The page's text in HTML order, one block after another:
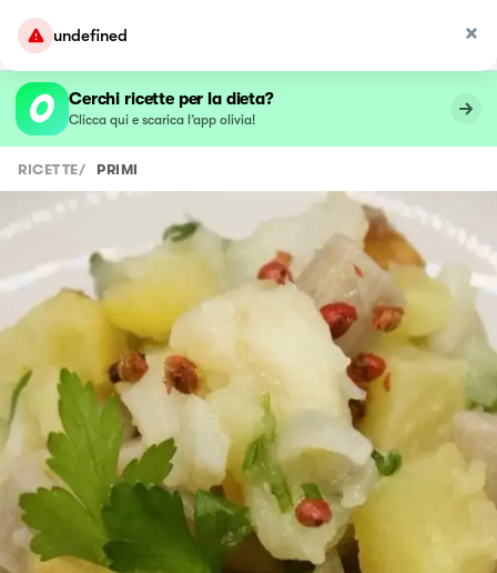
undefined
Cerchi ricette per la dieta?
Clicca qui e scarica l’app olivia!
RICETTE/ PRIMI